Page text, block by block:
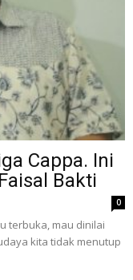
Cappa. Ini
Bakti
0
terbuka, mau dinilai
kita tidak menutup